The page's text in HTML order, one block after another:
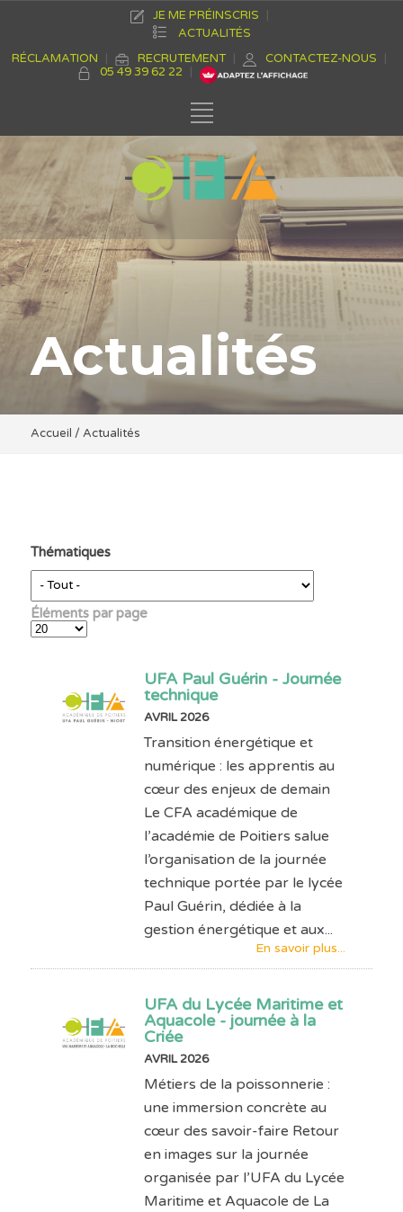
JE ME PRÉINSCRIS
ACTUALITÉS
RÉCLAMATION
RECRUTEMENT
CONTACTEZ-NOUS
05 49 39 62 22
Actualités
Accueil / Actualités
Thématiques
Éléments par page
UFA Paul Guérin - Journée
technique
AVRIL 2026
Transition énergétique et
numérique : les apprentis au
cœur des enjeux de demain
Le CFA académique de
l’académie de Poitiers salue
l’organisation de la journée
technique portée par le lycée
Paul Guérin, dédiée à la
gestion énergétique et aux...
En savoir plus...
UFA du Lycée Maritime et
Aquacole - journée à la
Criée
AVRIL 2026
Métiers de la poissonnerie :
une immersion concrète au
cœur des savoir-faire Retour
en images sur la journée
organisée par l’UFA du Lycée
Maritime et Aquacole de La